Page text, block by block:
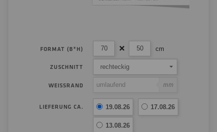
FORMAT (B*H) cm
ZUSCHNITT rechteckig
WEISSRAND mm
LIEFERUNG CA. 19.08.26 17.08.26
13.08.26